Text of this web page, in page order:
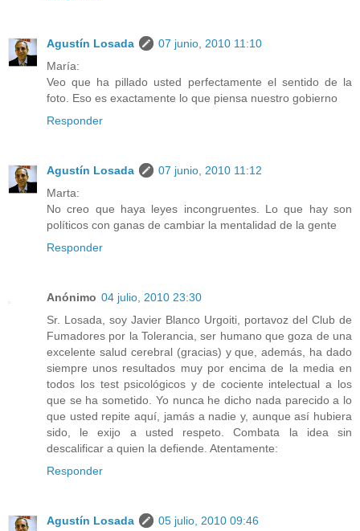
Agustín Losada
07 junio, 2010 11:10
María:
Veo que ha pillado usted perfectamente el sentido de la
foto. Eso es exactamente lo que piensa nuestro gobierno
Responder
Agustín Losada
07 junio, 2010 11:12
Marta:
No creo que haya leyes incongruentes. Lo que hay son
políticos con ganas de cambiar la mentalidad de la gente
Responder
Anónimo 04 julio, 2010 23:30
Sr. Losada, soy Javier Blanco Urgoiti, portavoz del Club de
Fumadores por la Tolerancia, ser humano que goza de una
excelente salud cerebral (gracias) y que, además, ha dado
siempre unos resultados muy por encima de la media en
todos los test psicológicos y de cociente intelectual a los
que se ha sometido. Yo nunca he dicho nada parecido a lo
que usted repite aquí, jamás a nadie y, aunque así hubiera
sido, le exijo a usted respeto. Combata la idea sin
descalificar a quien la defiende. Atentamente:
Responder
Agustín Losada
05 julio, 2010 09:46